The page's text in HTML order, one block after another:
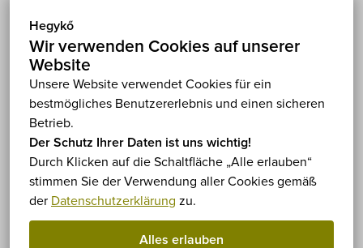
Hegykő
Wir verwenden Cookies auf unserer
Website
Unsere Website verwendet Cookies für ein
bestmögliches Benutzererlebnis und einen sicheren
Betrieb.
Der Schutz Ihrer Daten ist uns wichtig!
Durch Klicken auf die Schaltfläche „Alle erlauben“
stimmen Sie der Verwendung aller Cookies gemäß
der Datenschutzerklärung zu.
Alles erlauben
(Magyar) Tájékoztató a
szabadtéri égetés aktuális
szabályairól
2015. September 15.
Leider ist der Eintrag nur aufMagyarverfügbar.